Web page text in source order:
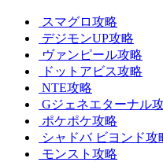
スマグロ攻略
デジモンUP攻略
ヴァンピール攻略
ドットアビス攻略
NTE攻略
Gジェネエターナル
ポケポケ攻略
シャドバ ビヨンド攻
モンスト攻略